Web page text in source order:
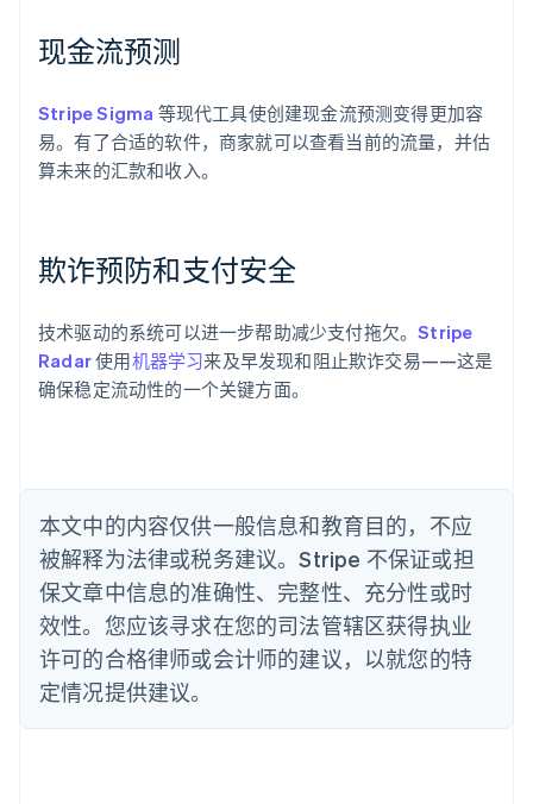
现金流预测
Stripe Sigma 等现代工具使创建现金流预测变得更加容
易。有了合适的软件，商家就可以查看当前的流量，并估
算未来的汇款和收入。
欺诈预防和支付安全
技术驱动的系统可以进一步帮助减少支付拖欠。Stripe
Radar使用机器学习来及早发现和阻止欺诈交易——这是
确保稳定流动性的一个关键方面。
本文中的内容仅供一般信息和教育目的，不应
被解释为法律或税务建议。Stripe 不保证或担
保文章中信息的准确性、完整性、充分性或时
效性。您应该寻求在您的司法管辖区获得执业
许可的合格律师或会计师的建议，以就您的特
定情况提供建议。
English
爱尔兰
English
DeutschEnglish
澳大利亚
巴西
Português English
保加利亚
English
丹麦
English
德国
DeutschEnglish
法国
FrançaisEnglish
芬兰
EnglishSvenska